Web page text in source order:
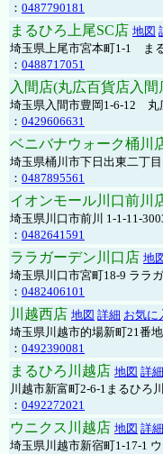
： 0487790181
まるひろ上尾SC店 地図
埼玉県上尾市宮本町1-1 ま
： 0488717051
入間店(丸広百貨店入間
埼玉県入間市豊岡1-6-12 丸
： 0429606631
ベニバナウォーク桶川
埼玉県桶川市下日出東二丁
： 0487895561
イオンモール川口前川
埼玉県川口市前川 1-1-11-
： 0482641591
ララガーデン川口店 地
埼玉県川口市宮町18-9 ララ
： 0482406101
川越西店 地図 詳細 お気に
埼玉県川越市的場新町21番
： 0492390081
まるひろ川越店 地図 詳細
川越市新富町2-6-1まるひろ
： 0492272021
ウニクス川越店 地図 詳細
埼玉県川越市新宿町1-17-1